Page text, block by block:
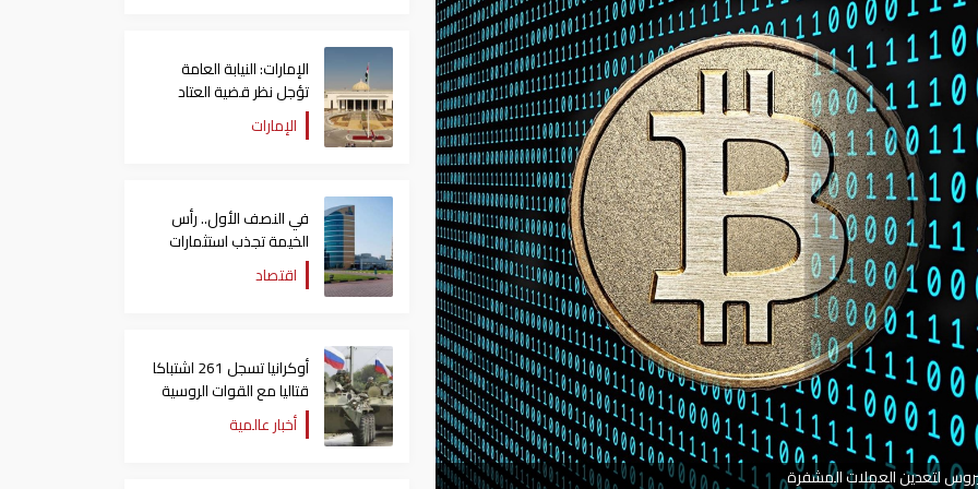
لتعدين العملات المشفرة
الإمارات: النيابة العامة
تؤجل نظر قضية العتاد
العسكري للسودان
الإمارات
في النصف الأول.. رأس
الخيمة تجذب استثمارات
تتجاوز 771 مليون درهماقتصاد
أوكرانيا تسجل 261 اشتباكا
قتاليا مع القوات الروسية
أخبار عالمية